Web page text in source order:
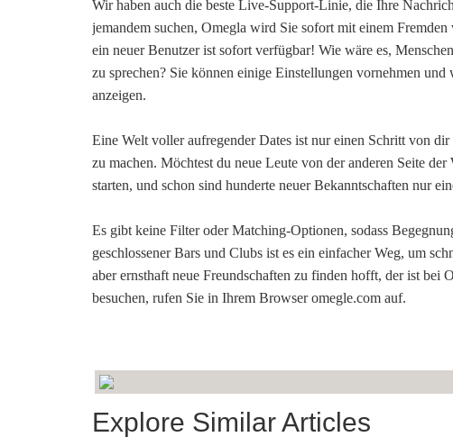
Wir haben auch die beste Live-Support-Linie, die Ihre
jemandem suchen, Omegla wird Sie sofort mit einem
ein neuer Benutzer ist sofort verfügbar! Wie wäre es,
zu sprechen? Sie können einige Einstellungen vornehmen
anzeigen.
Eine Welt voller aufregender Dates ist nur einen Schritt von
zu machen. Möchtest du neue Leute von der anderen Seite
starten, und schon sind hunderte neuer Bekanntschaften nur
Es gibt keine Filter oder Matching-Optionen, sodass
geschlossener Bars und Clubs ist es ein einfacher Weg, um
aber ernsthaft neue Freundschaften zu finden hofft, der ist bei
besuchen, rufen Sie in Ihrem Browser omegle.com auf.
Explore Similar Articles